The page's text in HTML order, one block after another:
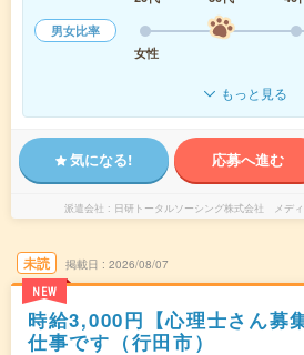
男女比率
女性
もっと見る
気になる! 応募へ進む
派遣会社 日研トータルソーシング株式会社 メデ
未読
NEW
掲載日 2026/08/07
時給3,000円【心理士さん募
仕事です（行田市）